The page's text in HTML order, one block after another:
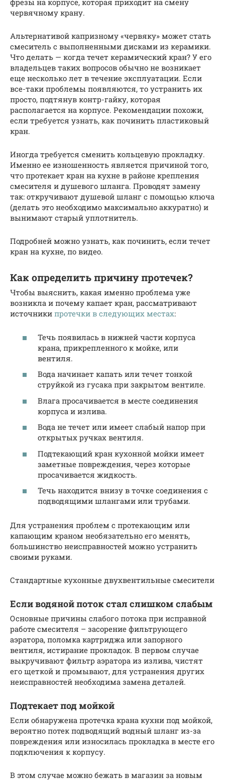
фрезы на корпусе, которая приходит на смену
червячному крану.
Альтернативой капризному «червяку» может стать
смеситель с выполненными дисками из керамики.
Что делать — когда течет керамический кран? У его
владельцев таких вопросов обычно не возникает
еще несколько лет в течение эксплуатации. Если
все-таки проблемы появляются, то устранить их
просто, подтянув контр-гайку, которая
располагается на корпусе. Рекомендации похожи,
если требуется узнать, как починить пластиковый
кран.
Иногда требуется сменить кольцевую прокладку.
Именно ее изношенность является причиной того,
что протекает кран на кухне в районе крепления
смесителя и душевого шланга. Проводят замену
так: откручивают душевой шланг с помощью ключа
(делать это необходимо максимально аккуратно) и
вынимают старый уплотнитель.
Подробней можно узнать, как починить, если течет
кран на кухне, по видео.
Как определить причину протечек?
Чтобы выяснить, какая именно проблема уже
возникла и почему капает кран, рассматривают
источники протечки в следующих местах:
Течь появилась в нижней части корпуса
крана, прикрепленного к мойке, или
вентиля.
Вода начинает капать или течет тонкой
струйкой из гусака при закрытом вентиле.
Влага просачивается в месте соединения
корпуса и излива.
Вода не течет или имеет слабый напор при
открытых ручках вентиля.
Подтекающий кран кухонной мойки имеет
заметные повреждения, через которые
просачивается жидкость.
Течь находится внизу в точке соединения с
подводящими шлангами или трубами.
Для устранения проблем с протекающим или
капающим краном необязательно его менять,
большинство неисправностей можно устранить
своими руками.
Стандартные кухонные двухвентильные смесители
Если водяной поток стал слишком слабым
Основные причины слабого потока при исправной
работе смесителя – засорение фильтрующего
аэратора, поломка картриджа или запорного
вентиля, истирание прокладок. В первом случае
выкручивают фильтр аэратора из излива, чистят
его щеткой и промывают, для устранения других
неисправностей необходима замена деталей.
Подтекает под мойкой
Если обнаружена протечка крана кухни под мойкой,
вероятно потек подводящий водный шланг из-за
повреждения или износилась прокладка в месте его
подключения к корпусу.
В этом случае можно бежать в магазин за новым